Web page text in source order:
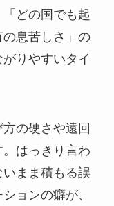
どの国でも起
息苦しさ」の
りやすいタイ
の硬さや遠回
はっきり言わ
まま積もる誤
ョンの癖が、